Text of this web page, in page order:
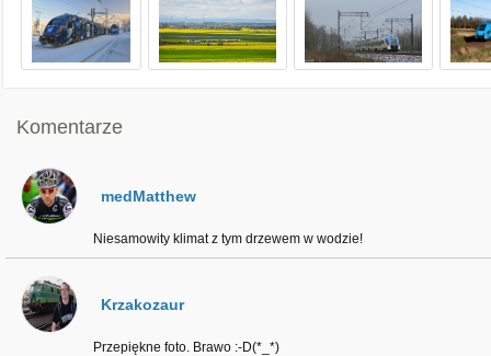
Komentarze
medMatthew
Niesamowity klimat z tym drzewem w wodzie!
Krzakozaur
Przepiękne foto. Brawo :-D(*_*)